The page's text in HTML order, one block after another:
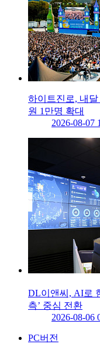
하이트진로, 내
원 1만명 확대
2026-08-07
DL이앤씨, AI로
측’ 중심 전환
2026-08-06
PC버전